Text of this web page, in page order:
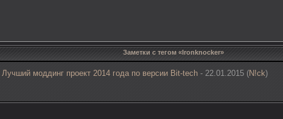
Заметки с тегом «Ironknocker»
Лучший моддинг проект 2014 года по версии Bit-tech - 22.01.2015 (N!ck)